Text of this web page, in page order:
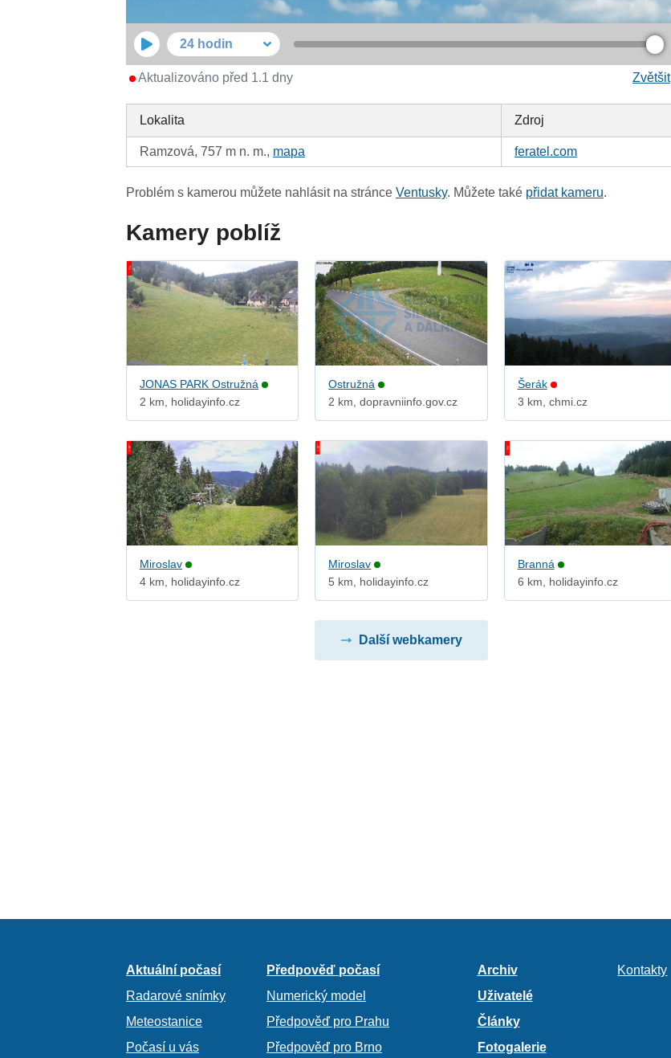
24 hodin
Zvětšit
Aktualizováno před 1.1 dny
Lokalita Zdroj
Ramzová, 757 m n. m., mapa feratel.com
Problém s kamerou můžete nahlásit na stránceVentusky. Můžete také přidat kameru.
Kamery poblíž
JONAS PARK Ostružná
2 km, holidayinfo.cz
Ostružná
2 km, dopravniinfo.gov.cz
Šerák
3 km, chmi.cz
Miroslav
4 km, holidayinfo.cz
Miroslav
5 km, holidayinfo.cz
Branná
6 km, holidayinfo.cz
Další webkamery
Aktuální počasí
Radarové snímky
Meteostanice
Počasí u vás
Předpověď počasí
Numerický model
Předpověď pro Prahu
Předpověď pro Brno
Archiv
Uživatelé
Články
Fotogalerie
Kontakty